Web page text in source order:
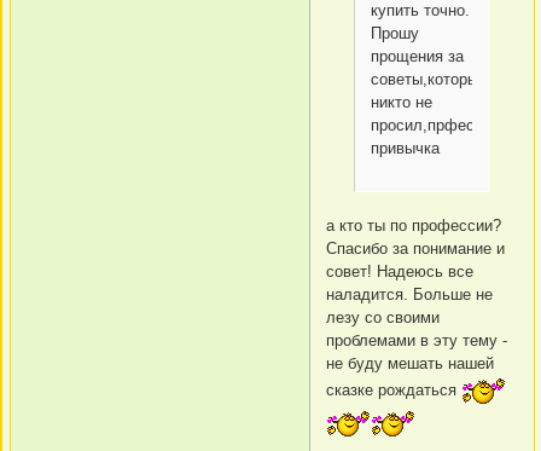
купить точно.
Прошу
прощения за
советы,которые
никто не
привычка
а кто ты по профессии?
Спасибо за понимание и
совет! Надеюсь все
наладится. Больше не
лезу со своими
проблемами в эту тему -
не буду мешать нашей
сказке рождаться